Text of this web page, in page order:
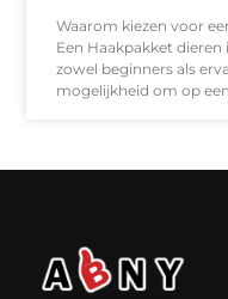
Waarom kiezen voor
Een Haakpakket
zowel beginners als
mogelijkheid om op een